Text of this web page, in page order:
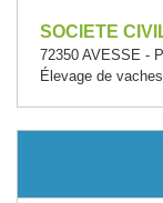
SOCIETE
72350 AVESSE -
Élevage de